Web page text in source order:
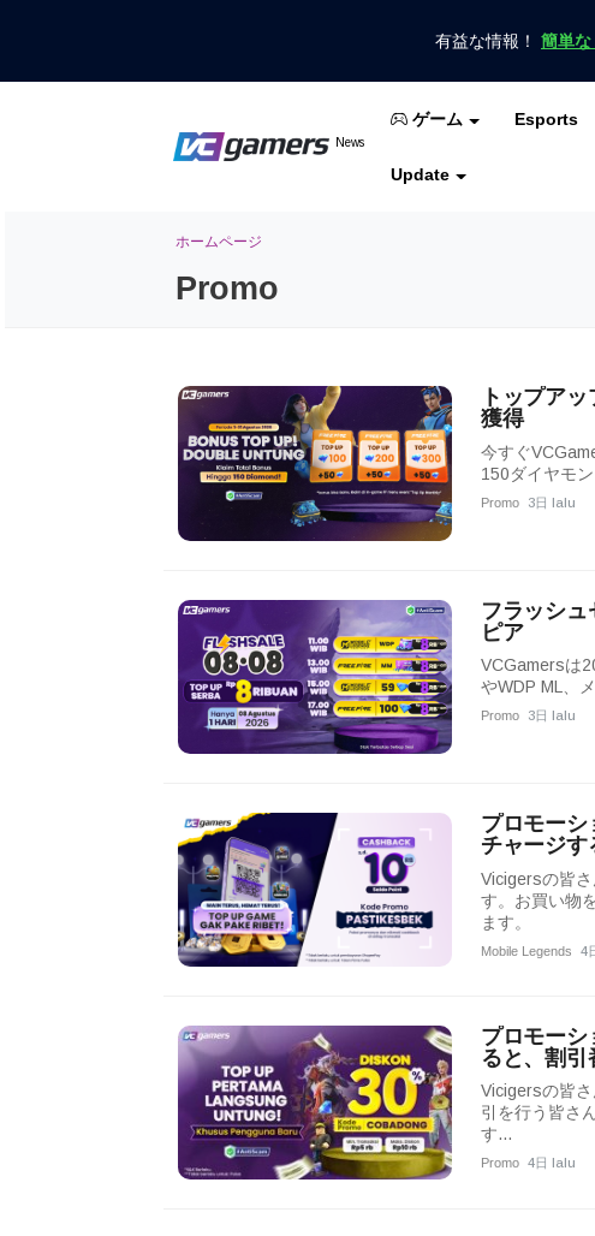
有益な情報！ 簡単な
VCGamers ニュース
News
VCGamersだけで最新のゲームニュースを入手
ゲーム Esports
Update
フリーファイア
ホームページ
Promo
トップア
獲得
今すぐ
150ダイヤモ
Promo 3日 lalu
フラッシ
ピア
VCGamersは
やWDP ML、
Promo 3日 lalu
プロモーシ
チャージす
Vicigersの皆
す。お買い物
ます。
Mobile Legends 4
プロモーシ
ると、割引
Vicigersの皆
引を行う皆さ
す…
Promo 4日 lalu